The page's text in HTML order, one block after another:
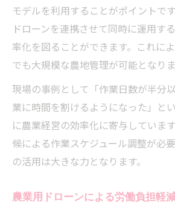
効率と生産性向上を導く農業
事例
農業用ドローン活用による
例紹介
現場の声から見る作業効率
農業用ドローン導入がもた
効果
効率化と品質向上を両立す
分析
ル
モデルを利用することがポイントで
ドローンを連携させて同時に運用す
率化を図ることができます。これに
でも大規模な農地管理が可能となりま
現場の事例として「作業日数が半分
業に時間を割けるようになった」と
に農業経営の効率化に寄与していま
候による作業スケジュール調整が必
の活用は大きな力となります。
農業用ドローンによる労働負担軽